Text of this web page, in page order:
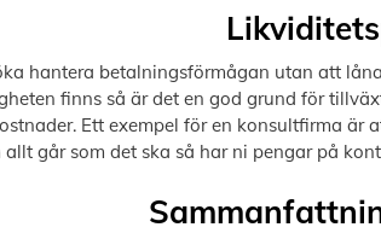
hantera betalningsförmågan utan att
finns så är det en god grund för
Ett exempel för en konsultfirma
allt går som det ska så har ni pengar på